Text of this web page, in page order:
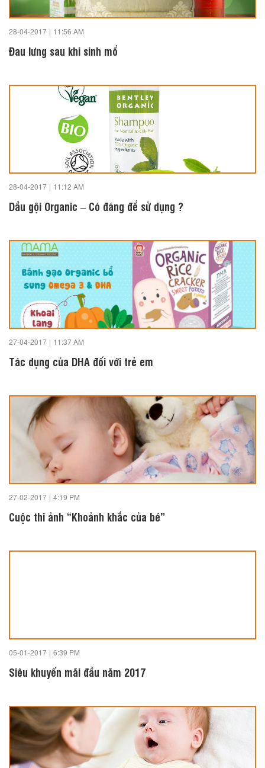
28-04-2017 | 11:56 AM
Đau lưng sau khi sinh mổ
28-04-2017 | 11:12 AM
Dầu gội Organic – Có đáng để sử dụng ?
27-04-2017 | 11:37 AM
Tác dụng của DHA đối với trẻ em
27-02-2017 | 4:19 PM
Cuộc thi ảnh “Khoảnh khắc của bé”
05-01-2017 | 6:39 PM
Siêu khuyến mãi đầu năm 2017